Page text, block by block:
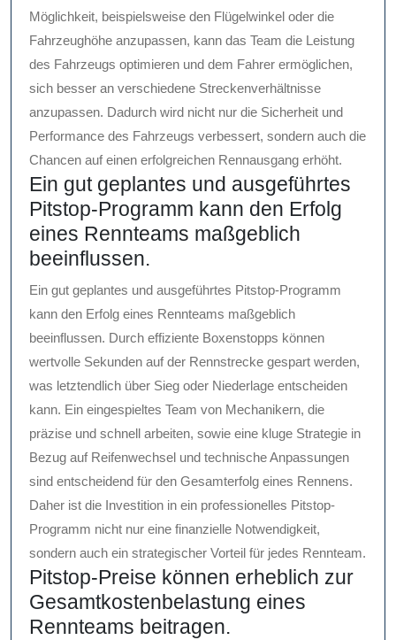
Möglichkeit, beispielsweise den Flügelwinkel oder die
Fahrzeughöhe anzupassen, kann das Team die Leistung
des Fahrzeugs optimieren und dem Fahrer ermöglichen,
sich besser an verschiedene Streckenverhältnisse
anzupassen. Dadurch wird nicht nur die Sicherheit und
Performance des Fahrzeugs verbessert, sondern auch die
Chancen auf einen erfolgreichen Rennausgang erhöht.
Ein gut geplantes und ausgeführtes
Pitstop-Programm kann den Erfolg
eines Rennteams maßgeblich
beeinflussen.
Ein gut geplantes und ausgeführtes Pitstop-Programm
kann den Erfolg eines Rennteams maßgeblich
beeinflussen. Durch effiziente Boxenstopps können
wertvolle Sekunden auf der Rennstrecke gespart werden,
was letztendlich über Sieg oder Niederlage entscheiden
kann. Ein eingespieltes Team von Mechanikern, die
präzise und schnell arbeiten, sowie eine kluge Strategie in
Bezug auf Reifenwechsel und technische Anpassungen
sind entscheidend für den Gesamterfolg eines Rennens.
Daher ist die Investition in ein professionelles Pitstop-
Programm nicht nur eine finanzielle Notwendigkeit,
sondern auch ein strategischer Vorteil für jedes Rennteam.
Pitstop-Preise können erheblich zur
Gesamtkostenbelastung eines
Rennteams beitragen.